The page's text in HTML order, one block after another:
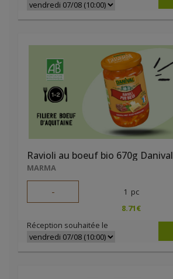
Ravioli au boeuf bio 670g Danival
MARMA
- 1 pc
8.71€
Réception souhaitée le